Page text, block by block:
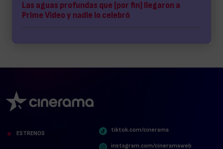
Las aguas profundas que (por fin) llegaron a
Prime Video y nadie lo celebró
ESTRENOS
tiktok.com/cinerama
instagram.com/cineramaweb